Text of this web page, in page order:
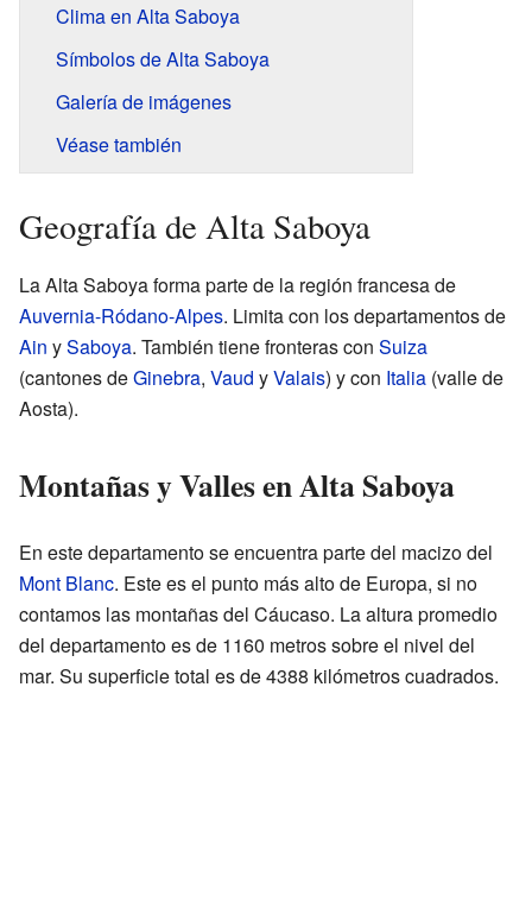
Clima en Alta Saboya
Símbolos de Alta Saboya
Galería de imágenes
Véase también
Geografía de Alta Saboya
La Alta Saboya forma parte de la región francesa de
Auvernia-Ródano-Alpes. Limita con los departamentos de
Ain ySaboya. También tiene fronteras con Suiza
(cantones deGinebra, Vaud yValais) y con Italia (valle de
Aosta).
Montañas y Valles en Alta Saboya
En este departamento se encuentra parte del macizo del
Mont Blanc. Este es el punto más alto de Europa, si no
contamos las montañas del Cáucaso. La altura promedio
del departamento es de 1160 metros sobre el nivel del
mar. Su superficie total es de 4388 kilómetros cuadrados.